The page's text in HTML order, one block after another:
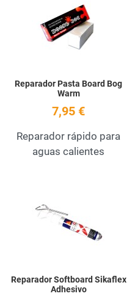
Reparador Pasta Board Bog
Warm
7,95 €
Reparador rápido para
aguas calientes
Reparador Softboard Sikaflex
Adhesivo